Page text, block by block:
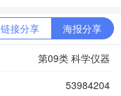
链接分享 海报分享
第09类 科学仪器
53984204